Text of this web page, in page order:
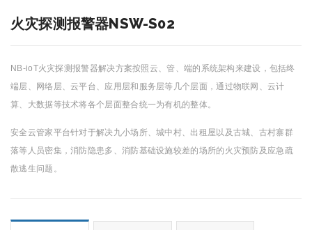
火灾探测报警器NSW-S02
NB-ioT火灾探测报警器解决方案按照云、管、端的系统架构来建设，包括终
端层、网络层、云平台、应用层和服务层等几个层面，通过物联网、云计
算、大数据等技术将各个层面整合统一为有机的整体。
安全云管家平台针对于解决九小场所、城中村、出租屋以及古城、古村寨群
落等人员密集，消防隐患多、消防基础设施较差的场所的火灾预防及应急疏
散逃生问题。